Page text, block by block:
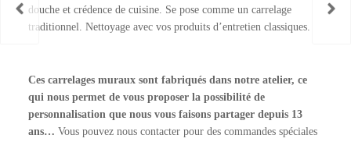
douche et crédence de cuisine. Se pose comme un carrelage
traditionnel. Nettoyage avec vos produits d’entretien classiques.
Ces carrelages muraux sont fabriqués dans notre atelier, ce
qui nous permet de vous proposer la possibilité de
personnalisation que nous vous faisons partager depuis 13
ans… Vous pouvez nous contacter pour des commandes spéciales